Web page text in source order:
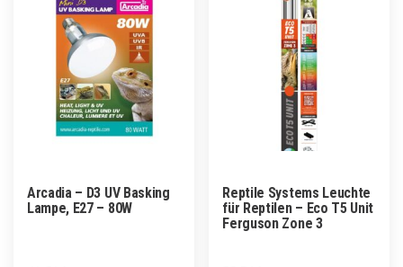
Arcadia – D3 UV Basking
Lampe, E27 – 80W
Reptile Systems Leuchte
für Reptilen – Eco T5 Unit
Ferguson Zone 3